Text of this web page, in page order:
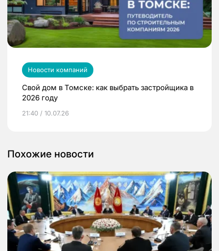
Новости компаний
Свой дом в Томске: как выбрать застройщика в
2026 году
21:40 / 10.07.26
Похожие новости